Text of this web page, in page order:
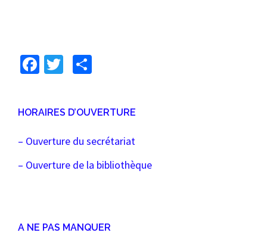
Facebook
Twitter
HORAIRES D’OUVERTURE
– Ouverture du secrétariat
– Ouverture de la bibliothèque
A NE PAS MANQUER